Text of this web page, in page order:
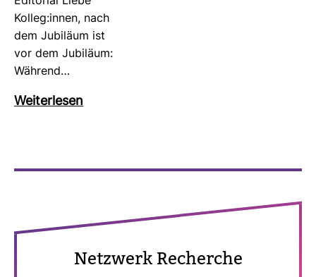
Kolleg:innen, nach
dem Jubi­läum ist
vor dem Jubi­läum:
Wäh­rend…
Wei­ter­lesen
Netz­werk Recherche